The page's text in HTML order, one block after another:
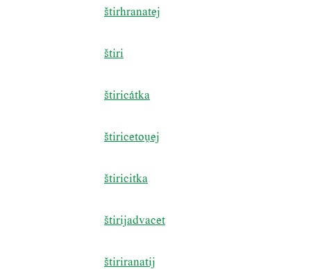
štirhranatej
štiri
štiricátka
štiricetoej
štiricitka
štirijadvacet
štiriranatij